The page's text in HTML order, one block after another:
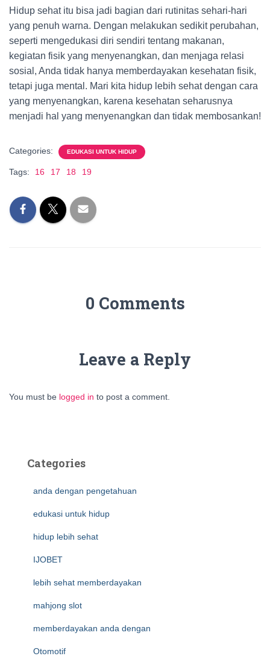
Hidup sehat itu bisa jadi bagian dari rutinitas sehari-hari
yang penuh warna. Dengan melakukan sedikit perubahan,
seperti mengedukasi diri sendiri tentang makanan,
kegiatan fisik yang menyenangkan, dan menjaga relasi
sosial, Anda tidak hanya memberdayakan kesehatan fisik,
tetapi juga mental. Mari kita hidup lebih sehat dengan cara
yang menyenangkan, karena kesehatan seharusnya
menjadi hal yang menyenangkan dan tidak membosankan!
Categories: EDUKASI UNTUK HIDUP
Tags: 16 17 18 19
0 Comments
Leave a Reply
You must be logged in to post a comment.
Categories
anda dengan pengetahuan
edukasi untuk hidup
hidup lebih sehat
IJOBET
lebih sehat memberdayakan
mahjong slot
memberdayakan anda dengan
Otomotif